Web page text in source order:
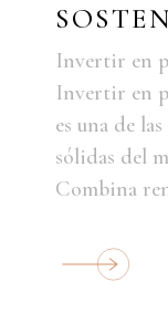
Invertir en
Invertir en
es una de
sólidas del
Combina